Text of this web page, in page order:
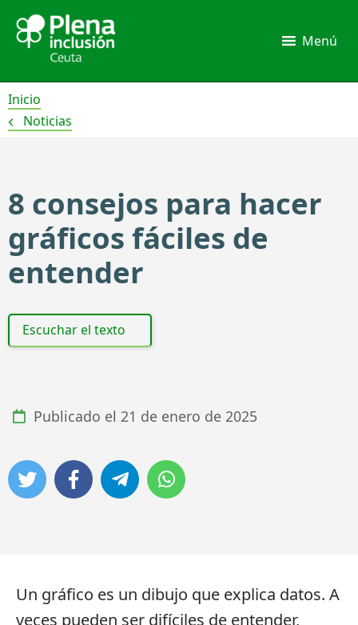
contenido
Menú
Inicio
Noticias
8 consejos para hacer
gráficos fáciles de
entender
Escuchar el texto
Publicado el 21 de enero de 2025
Un gráfico es un dibujo que explica datos. A
veces pueden ser difíciles de entender,